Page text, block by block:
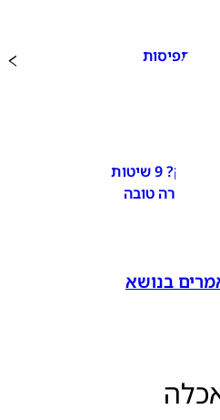
- תפיסות
איך להרדים תינוק? 9 שיטות
בצורה טובה
בנושא